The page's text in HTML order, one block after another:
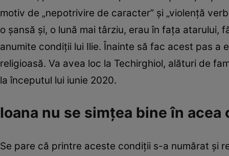
motiv de „nepotrivire de caracter” și „violență
o șansă și, o lună mai târziu, erau în fața atarului,
anumite condiții lui Ilie. Înainte să fac acest pas
religioasă. Va avea loc la Techirghiol, alături de
la începutul lui iunie 2020.
Ioana nu se simțea bine în
Se pare că printre aceste condiții s-a numărat și